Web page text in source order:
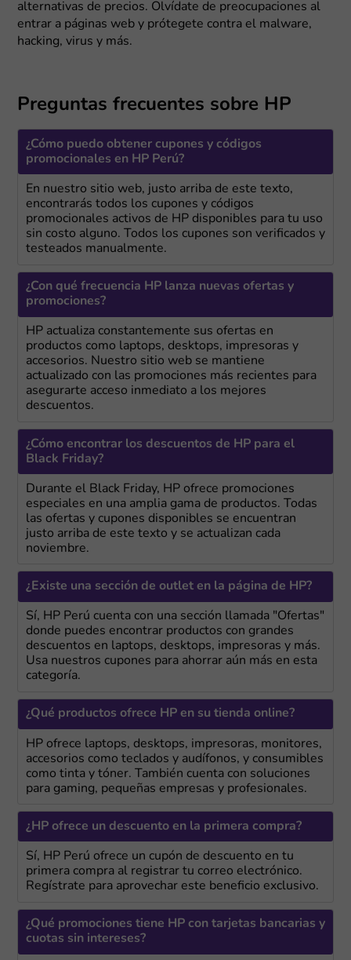
alternativas de precios. Olvídate de preocupaciones al
entrar a páginas web y prótegete contra el malware,
hacking, virus y más.
Preguntas frecuentes sobre HP
¿Cómo puedo obtener cupones y códigos
promocionales en HP Perú?
En nuestro sitio web, justo arriba de este texto,
encontrarás todos los cupones y códigos
promocionales activos de HP disponibles para tu uso
sin costo alguno. Todos los cupones son verificados y
testeados manualmente.
¿Con qué frecuencia HP lanza nuevas ofertas y
promociones?
HP actualiza constantemente sus ofertas en
productos como laptops, desktops, impresoras y
accesorios. Nuestro sitio web se mantiene
actualizado con las promociones más recientes para
asegurarte acceso inmediato a los mejores
descuentos.
¿Cómo encontrar los descuentos de HP para el
Black Friday?
Durante el Black Friday, HP ofrece promociones
especiales en una amplia gama de productos. Todas
las ofertas y cupones disponibles se encuentran
justo arriba de este texto y se actualizan cada
noviembre.
¿Existe una sección de outlet en la página de HP?
Sí, HP Perú cuenta con una sección llamada "Ofertas"
donde puedes encontrar productos con grandes
descuentos en laptops, desktops, impresoras y más.
Usa nuestros cupones para ahorrar aún más en esta
categoría.
¿Qué productos ofrece HP en su tienda online?
HP ofrece laptops, desktops, impresoras, monitores,
accesorios como teclados y audífonos, y consumibles
como tinta y tóner. También cuenta con soluciones
para gaming, pequeñas empresas y profesionales.
¿HP ofrece un descuento en la primera compra?
Sí, HP Perú ofrece un cupón de descuento en tu
primera compra al registrar tu correo electrónico.
Regístrate para aprovechar este beneficio exclusivo.
¿Qué promociones tiene HP con tarjetas bancarias y
cuotas sin intereses?